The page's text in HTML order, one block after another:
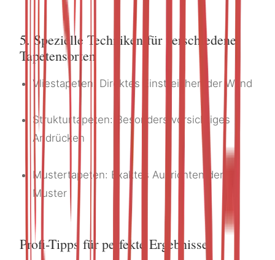
5. Spezielle Techniken für verschiedene
Tapetensorten
Vliestapeten: Direktes Einstreichen der Wand
Strukturtapeten: Besonders vorsichtiges
Andrücken
Mustertapeten: Exaktes Ausrichten der
Muster
Profi-Tipps für perfekte Ergebnisse